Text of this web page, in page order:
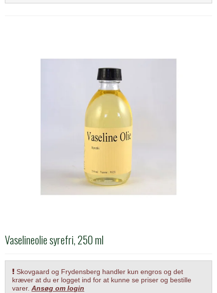
Vaselineolie syrefri, 250 ml
Skovgaard og Frydensberg handler kun engros og det
kræver at du er logget ind for at kunne se priser og bestille
varer. Ansøg om login